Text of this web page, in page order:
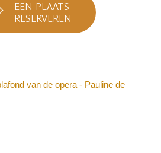
EEN PLAATS
RESERVEREN